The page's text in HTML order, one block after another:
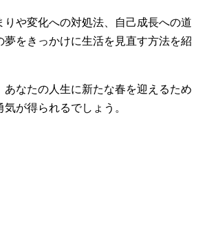
りや変化への対処法、自己成長への道
夢をきっかけに生活を見直す方法を紹
あなたの人生に新たな春を迎えるため
が得られるでしょう。